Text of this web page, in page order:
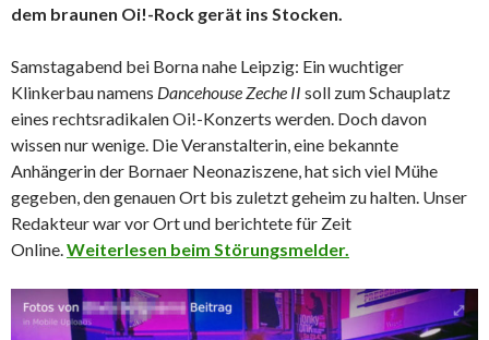
dem braunen Oi!-Rock gerät ins Stocken.
Samstagabend bei Borna nahe Leipzig: Ein wuchtiger
Klinkerbau namens Dancehouse Zeche II soll zum Schauplatz
eines rechtsradikalen Oi!-Konzerts werden. Doch davon
wissen nur wenige. Die Veranstalterin, eine bekannte
Anhängerin der Bornaer Neonaziszene, hat sich viel Mühe
gegeben, den genauen Ort bis zuletzt geheim zu halten. Unser
Redakteur war vor Ort und berichtete für Zeit
Online.Weiterlesen beim Störungsmelder.